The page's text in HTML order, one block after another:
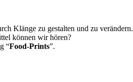
Klänge zu gestalten und zu verändern.
können wir hören?
“Food-Prints”.